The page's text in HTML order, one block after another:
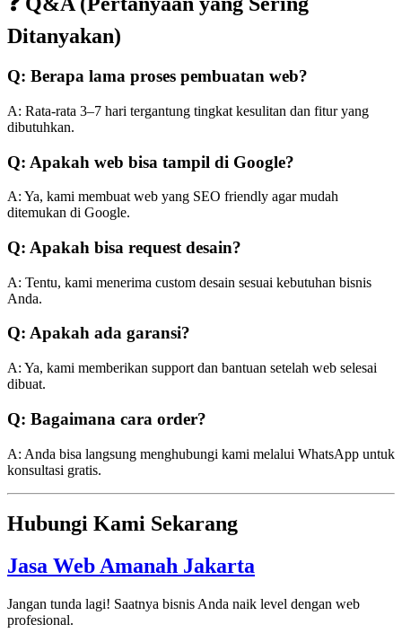
Ditanyakan)
Q: Berapa lama proses pembuatan web?
A: Rata-rata 3–7 hari tergantung tingkat kesulitan dan fitur yang
dibutuhkan.
Q: Apakah web bisa tampil di Google?
A: Ya, kami membuat web yang SEO friendly agar mudah
ditemukan di Google.
Q: Apakah bisa request desain?
A: Tentu, kami menerima custom desain sesuai kebutuhan bisnis
Anda.
Q: Apakah ada garansi?
A: Ya, kami memberikan support dan bantuan setelah web selesai
dibuat.
Q: Bagaimana cara order?
A: Anda bisa langsung menghubungi kami melalui WhatsApp untuk
konsultasi gratis.
Hubungi Kami Sekarang
Jasa Web Amanah Jakarta
Jangan tunda lagi! Saatnya bisnis Anda naik level dengan web
profesional.